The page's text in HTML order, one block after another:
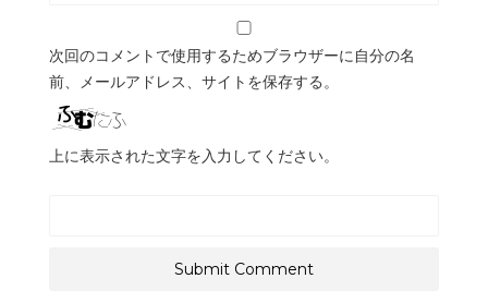
次回のコメントで使用するためブラウザーに自分の名
前、メールアドレス、サイトを保存する。
上に表示された文字を入力してください。